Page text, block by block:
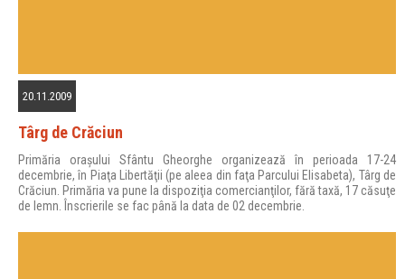
20.11.2009
Târg de Crăciun
Primăria oraşului Sfântu Gheorghe organizează în perioada 17-24
decembrie, în Piaţa Libertăţii (pe aleea din faţa Parcului Elisabeta), Târg de
Crăciun . Primăria va pune la dispoziţia comercianţilor, fără taxă, 17 căsuţe
de lemn. Înscrierile se fac până la data de 02 decembrie.